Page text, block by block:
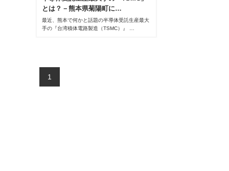
とは？－熊本県菊陽町に…
最近、熊本で何かと話題の半導体受託生産最大
手の『台湾積体電路製造（TSMC）』 …
1